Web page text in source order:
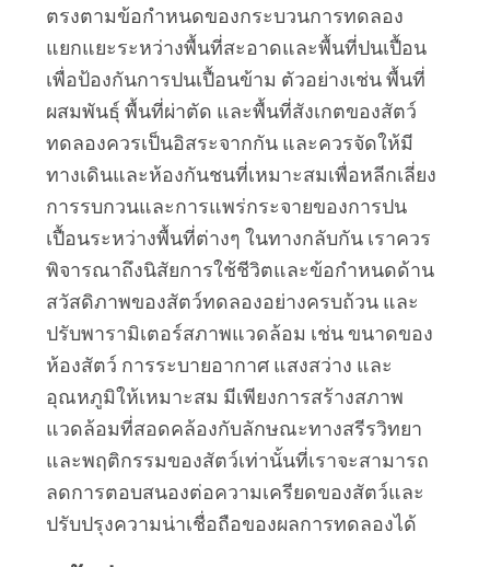
เป็น
ส่วน
ตรงตามข้อกำหนดของกระบวนการทดลอง
แยกแยะระหว่างพื้นที่สะอาดและพื้นที่ปนเปื้อน
เพื่อป้องกันการปนเปื้อนข้าม ตัวอย่างเช่น พื้นที่
ผสมพันธุ์ พื้นที่ผ่าตัด และพื้นที่สังเกตของสัตว์
ทดลองควรเป็นอิสระจากกัน และควรจัดให้มี
ทางเดินและห้องกันชนที่เหมาะสมเพื่อหลีกเลี่ยง
การรบกวนและการแพร่กระจายของการปน
เปื้อนระหว่างพื้นที่ต่างๆ ในทางกลับกัน เราควร
พิจารณาถึงนิสัยการใช้ชีวิตและข้อกำหนดด้าน
สวัสดิภาพของสัตว์ทดลองอย่างครบถ้วน และ
ปรับพารามิเตอร์สภาพแวดล้อม เช่น ขนาดของ
ห้องสัตว์ การระบายอากาศ แสงสว่าง และ
อุณหภูมิให้เหมาะสม มีเพียงการสร้างสภาพ
แวดล้อมที่สอดคล้องกับลักษณะทางสรีรวิทยา
และพฤติกรรมของสัตว์เท่านั้นที่เราจะสามารถ
ลดการตอบสนองต่อความเครียดของสัตว์และ
ปรับปรุงความน่าเชื่อถือของผลการทดลองได้